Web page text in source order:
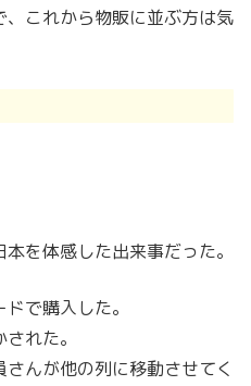
これから物販に並ぶ方は気
を体感した出来事だった。
で購入した。
れた。
んが他の列に移動させてく